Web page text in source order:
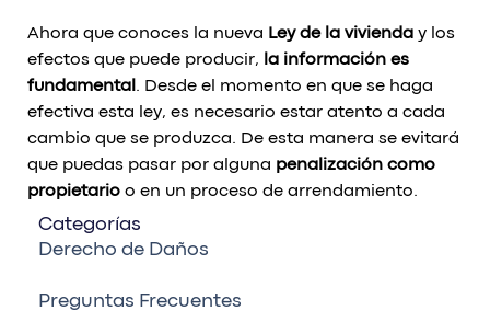
Ahora que conoces la nueva Ley de la vivienda y los
efectos que puede producir,
la información es
fundamental . Desde el momento en que se haga
efectiva esta ley, es necesario estar atento a cada
cambio que se produzca. De esta manera se evitará
que puedas pasar por alguna penalización como
propietario o en un proceso de arrendamiento.
Categorías
Derecho de Daños
Preguntas Frecuentes